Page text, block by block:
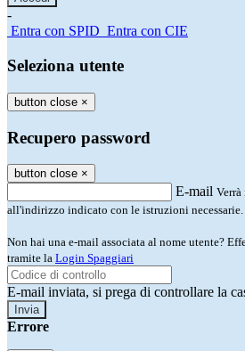
-
Entra con SPID Entra con CIE
Seleziona utente
button close ×
Recupero password
button close ×
E-mail
all'indirizzo indicato con le istruzioni necessarie.
Non hai una e-mail associata al nome utente?
tramite la Login Spaggiari
E-mail inviata, si prega di controllare la
Errore